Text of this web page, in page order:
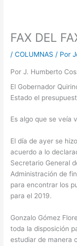
FAX DEL
/COLUMNAS / Por
Por J. Humberto
El Gobernador
Estado el
Es algo que se veía
El día de ayer se
acuerdo a lo
Secretario General
Administración de
para encontrar los
para el 2019.
Gonzalo Gómez
toda la disposición
estudiar de manera